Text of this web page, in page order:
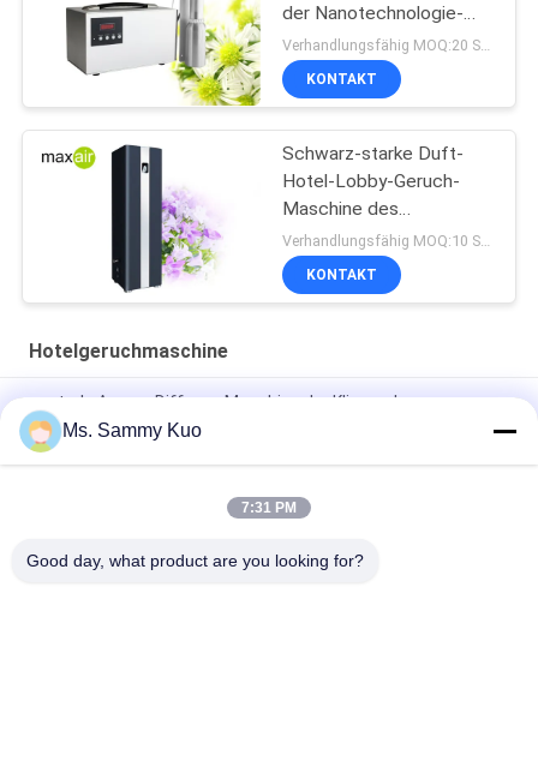
der Nanotechnologie-
1000m2 silberne
Aluminium
Verhandlungsfähig MOQ:20 Stücke
KONTAKT
Schwarz-starke Duft-
Hotel-Lobby-Geruch-
Maschine des
Neuzugang-privates
Modell-500ml
Verhandlungsfähig MOQ:10 Stücke
KONTAKT
Hotelgeruchmaschine
zentrale Aroma-Diffusor-Maschine der Klimaanlagen-
3000cbm, Geruch-Diffusor-Maschine HVAC-50W
Hotel-Lobby-Aroma-Diffusor 12V2A des Metall22w 1500CBM
Hotel-Geruch-Maschinen-Aluminium HVAC-Rohr-50W 4000ml
Ms. Sammy Kuo
7:31 PM
Good day, what product are you looking for?